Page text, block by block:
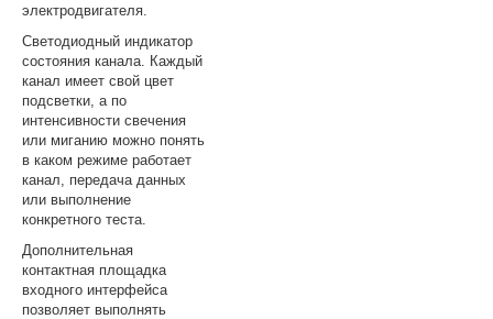
электродвигателя.
Светодиодный индикатор
состояния канала. Каждый
канал имеет свой цвет
подсветки, а по
интенсивности свечения
или миганию можно понять
в каком режиме работает
канал, передача данных
или выполнение
конкретного теста.
Дополнительная
контактная площадка
входного интерфейса
позволяет выполнять